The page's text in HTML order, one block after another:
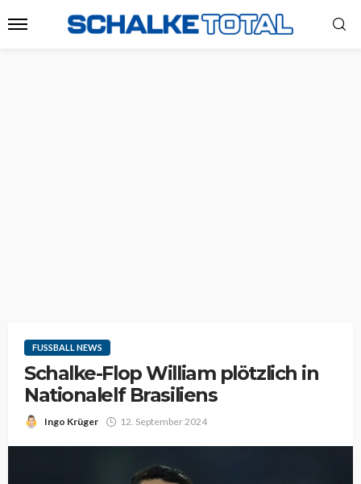
FUSSBALL NEWS
Schalke-Flop William plötzlich in
Nationalelf Brasiliens
Ingo Krüger 12. September 2024